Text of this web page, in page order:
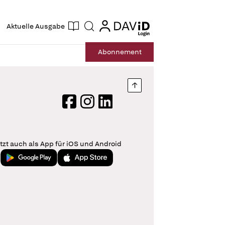
Aktuelle Ausgabe Suche login
login
Abonnement
Nach oben springen
FacebookInstagram
LinkedIn
auch als App für iOS und Android
Jetzt bei Google PlayLaden im App Store